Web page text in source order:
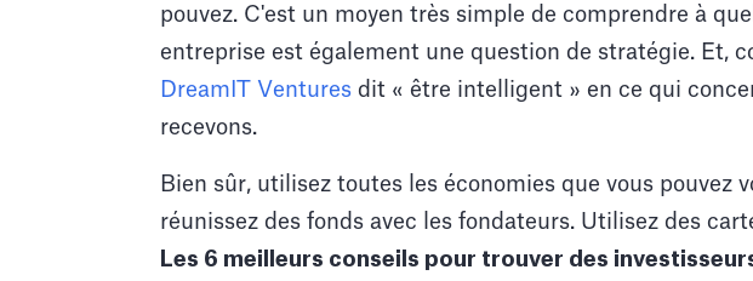
pouvez. C'est un moyen très simple de comprendre à
entreprise est également une question de stratégie. Et,
DreamIT Ventures dit « être intelligent » en ce qui
recevons.
Bien sûr, utilisez toutes les économies que vous pouvez
réunissez des fonds avec les fondateurs. Utilisez des
Les 6 meilleurs conseils pour trouver des